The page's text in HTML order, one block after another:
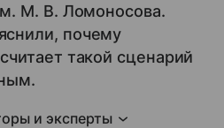
М. В. Ломоносова.
почему
такой сценарий
и эксперты